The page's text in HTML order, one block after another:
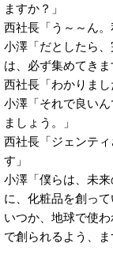
ますか？」
西社長「う～～ん
小澤「だとしたら
は、必ず集めてきま
西社長「わかりまし
小澤「それで良い
ましょう。」
西社長「ジェンテ
す」
小澤「僕らは、未
に、化粧品を創って
いつか、地球で使
で創られるよう、ま